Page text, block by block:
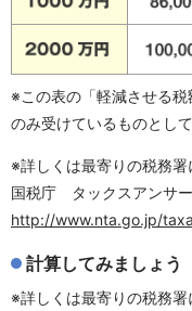
※この表の「軽減させる税
のみ受けているものとして
※詳しくは最寄りの税務署
国税庁 タックスアンサー
http://www.nta.go.jp/
計算してみましょう
※詳しくは最寄りの税務署